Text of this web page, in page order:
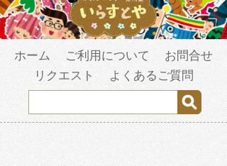
ホーム ご利用について
お問合せ
リクエスト
よくあるご質問